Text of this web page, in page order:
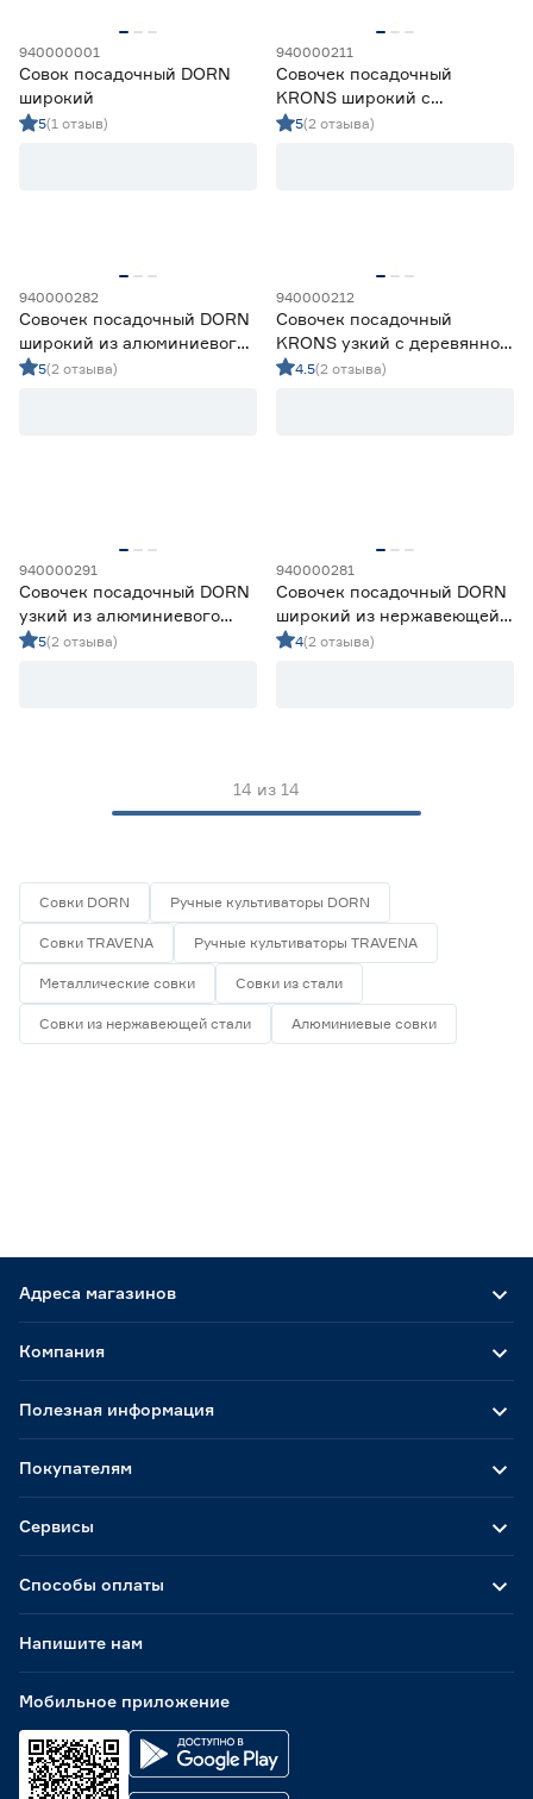
940000001
Совок посадочный DORN
широкий
5(1 отзыв)
940000211
Совочек посадочный
KRONS широкий с
деревянной рукояткой
5(2 отзыва)
940000282
Совочек посадочный DORN
широкий из алюминиевого
сплава
5(2 отзыва)
940000212
Совочек посадочный
KRONS узкий с деревянной
рукояткой
4.5(2 отзыва)
940000291
Совочек посадочный DORN
узкий из алюминиевого
сплава
5(2 отзыва)
940000281
Совочек посадочный DORN
широкий из нержавеющей
стали
4(2 отзыва)
14 из 14
Совки DORN Ручные культиваторы DORN
Совки TRAVENA Ручные культиваторы TRAVENA
Металлические совки Совки из стали
Совки из нержавеющей стали Алюминиевые совки
Адреса магазинов
Способы оплаты
Мобильное приложение
Компания
Полезная информация
Покупателям
Сервисы
Напишите нам